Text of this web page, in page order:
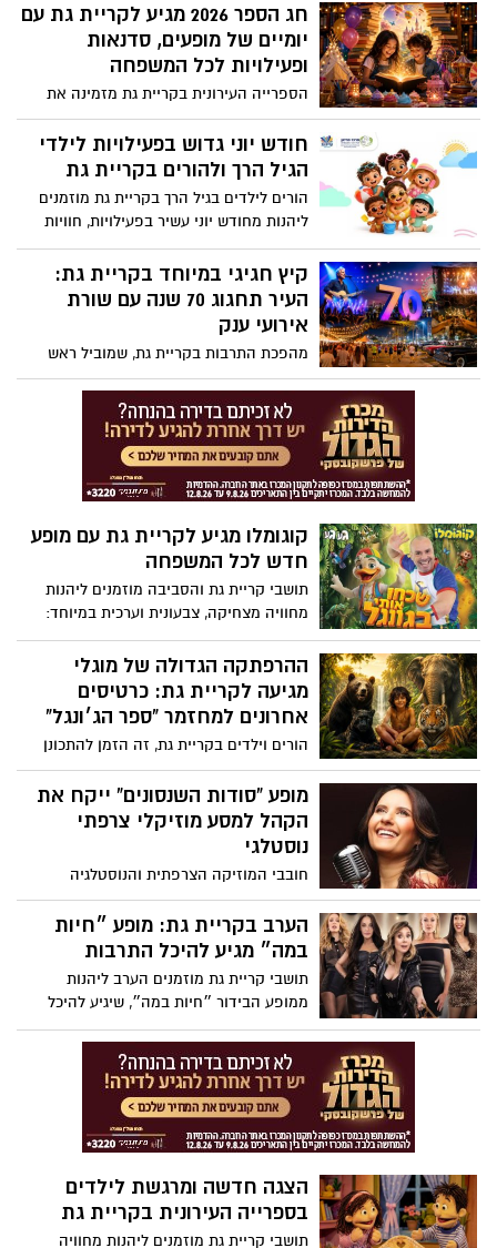
הספרייה העירונית משיקה את מועדון
הקריאה החדש, שיאגד לאורך השנה מפגשים
עם סופרים, יוצרים ואנשי תרבות מובילים
חג הספר 2026 מגיע לקריית גת עם
יומיים של מופעים, סדנאות
ופעילויות לכל המשפחה
הספרייה העירונית בקריית גת מזמינה את
תושבי העיר לחגוג את חג הספר 2026 בשני
אירועים חגיגיים ומיוחדים שיתקיימו במהלך
חודש יוני, עם מגוון רחב של פעילויות,
חודש יוני גדוש בפעילויות לילדי
הגיל הרך ולהורים בקריית גת
הורים לילדים בגיל הרך בקריית גת מוזמנים
ליהנות מחודש יוני עשיר בפעילויות, חוויות
ותכנים מיוחדים לכל המשפחה במרכז לגיל
הרך.
קיץ חגיגי במיוחד בקריית גת:
העיר תחגוג 70 שנה עם שורת
אירועי ענק
מהפכת התרבות בקריית גת, שמוביל ראש
העיר כפיר סויסה, ממשיכה גם בקיץ הקרוב –
והשנה צפוי לתושבים קיץ חגיגי במיוחד
בסימן 70 שנה לעיר.
קוגומלו מגיע לקריית גת עם מופע
חדש לכל המשפחה
תושבי קריית גת והסביבה מוזמנים ליהנות
מחוויה מצחיקה, צבעונית וערכית במיוחד:
כוכב הילדים האהוב קוגומלו מגיע לעיר עם
הצגה חדשה לכל המשפחה.
ההרפתקה הגדולה של מוגלי
מגיעה לקריית גת: כרטיסים
אחרונים למחזמר "ספר הג׳ונגל"
הורים וילדים בקריית גת, זה הזמן להתכונן
לחוויה משפחתית קסומה במיוחד: המחזמר
האהוב "ספר הג׳ונגל" מגיע להיכל התרבות
בעיר, וכרטיסים אחרונים בהחלט עדיין זמינים
לקראת המופע שייערך היום, יום שלישי,
מופע “סודות השנסונים” ייקח את
הקהל למסע מוזיקלי צרפתי
נוסטלגי
חובבי המוזיקה הצרפתית והנוסטלגיה
מוזמנים מחר (שני) למופע “סודות השנסונים”,
שיתקיים בהיכל התרבות קריית גת ויביא
לבמה את הקלאסיקות הצרפתיות האהובות
הערב בקריית גת: מופע ״חיות
במה״ מגיע להיכל התרבות
תושבי קריית גת מוזמנים הערב ליהנות
ממופע הבידור ״חיות במה״, שיגיע להיכל
התרבות בעיר ויבטיח ערב מלא אנרגיה, הומור
וחוויות מהחיים.
הצגה חדשה ומרגשת לילדים
בספרייה העירונית בקריית גת
תושבי קריית גת מוזמנים ליהנות מחוויה